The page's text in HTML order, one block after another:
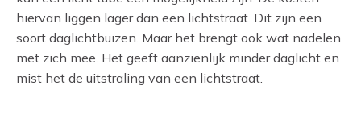
hiervan liggen lager dan een lichtstraat. Dit zijn een
soort daglichtbuizen. Maar het brengt ook wat nadelen
met zich mee. Het geeft aanzienlijk minder daglicht en
mist het de uitstraling van een lichtstraat.